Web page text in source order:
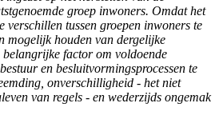
groep inwoners. Omdat het
verschillen tussen groepen inwoners te
mogelijk houden van dergelijke
factor om voldoende
en besluitvormingsprocessen te
onverschilligheid - het niet
van regels - en wederzijds ongemak